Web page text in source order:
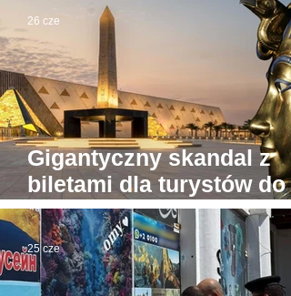
Gigantyczny skandal z
biletami dla turystów do
Wielkiego Muzeum
Egipskiego
26 cze
25 cze